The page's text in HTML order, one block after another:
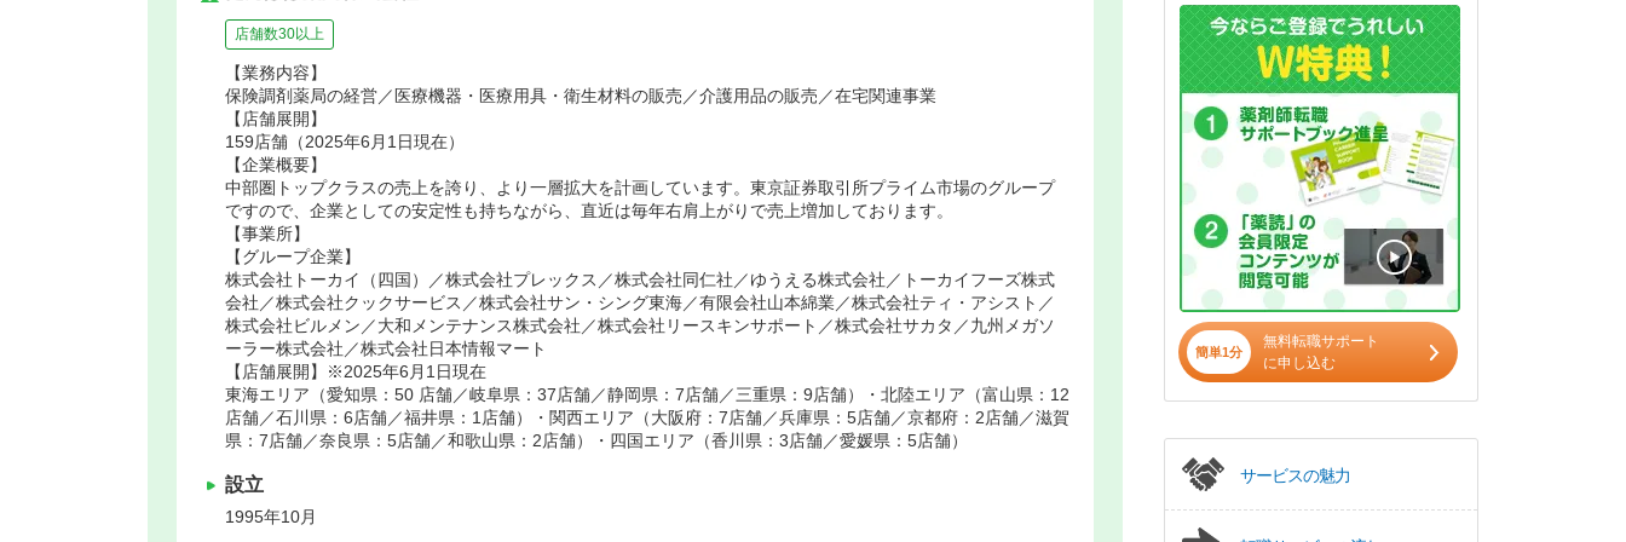
店舗数30以上
【業務内容】
保険調剤薬局の経営／医療機器・医療用具・衛生材料の販売／介護用品の販売／在宅関連事業
【店舗展開】
159店舗（2025年6月1日現在）
【企業概要】
中部圏トップクラスの売上を誇り、より一層拡大を計画しています。東京証券取引所プライム市場のグループ
ですので、企業としての安定性も持ちながら、直近は毎年右肩上がりで売上増加しております。
【事業所】
【グループ企業】
株式会社トーカイ（四国）／株式会社プレックス／株式会社同仁社／ゆうえる株式会社／トーカイフーズ株式
会社／株式会社クックサービス／株式会社サン・シング東海／有限会社山本綿業／株式会社ティ・アシスト／
株式会社ビルメン／大和メンテナンス株式会社／株式会社リースキンサポート／株式会社サカタ／九州メガソ
ーラー株式会社／株式会社日本情報マート
【店舗展開】※2025年6月1日現在
東海エリア（愛知県：50 店舗／岐阜県：37店舗／静岡県：7店舗／三重県：9店舗）・北陸エリア（富山県：12
店舗／石川県：6店舗／福井県：1店舗）・関西エリア（大阪府：7店舗／兵庫県：5店舗／京都府：2店舗／滋賀
県：7店舗／奈良県：5店舗／和歌山県：2店舗）・四国エリア（香川県：3店舗／愛媛県：5店舗）
設立
1995年10月
簡単1分
無料転職サポート
に申し込む
サービスの魅力